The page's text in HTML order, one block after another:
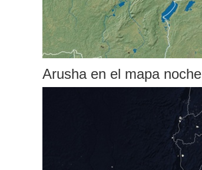
Arusha en el mapa noche